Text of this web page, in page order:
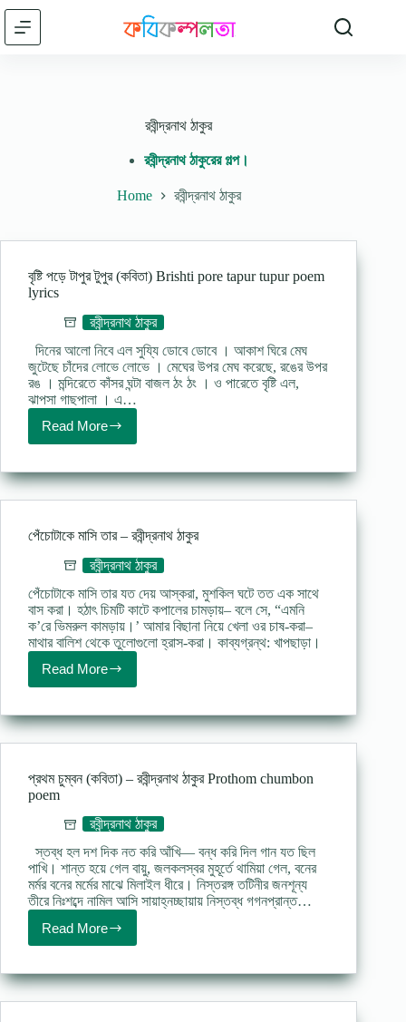
Skip
content
রবীন্দ্রনাথ ঠাকুর
রবীন্দ্রনাথ ঠাকুরের গল্প।
Home রবীন্দ্রনাথ ঠাকুর
বৃষ্টি পড়ে টাপুর টুপুর (কবিতা) Brishti pore tapur tupur poem
lyrics
রবীন্দ্রনাথ ঠাকুর
দিনের আলো নিবে এল সুয্যি ডোবে ডোবে । আকাশ ঘিরে মেঘ
জুটেছে চাঁদের লোভে লোভে । মেঘের উপর মেঘ করেছে, রঙের উপর
রঙ । মন্দিরেতে কাঁসর ঘন্টা বাজল ঠং ঠং । ও পারেতে বৃষ্টি এল,
ঝাপসা গাছপালা । এ…
Read More
বৃষ্টি
পড়ে
টুপুর
(কবিতা)
pore
tapur
tupur
poem
lyrics
পেঁচোটাকে মাসি তার – রবীন্দ্রনাথ ঠাকুর
রবীন্দ্রনাথ ঠাকুর
পেঁচোটাকে মাসি তার যত দেয় আস্করা, মুশকিল ঘটে তত এক সাথে
বাস করা। হঠাৎ চিমটি কাটে কপালের চামড়ায়– বলে সে, “এমনি
ক’রে ভিমরুল কামড়ায়।’ আমার বিছানা নিয়ে খেলা ওর চাষ-করা–
মাথার বালিশ থেকে তুলোগুলো হ্রাস-করা। কাব্যগ্রন্থ: খাপছাড়া।
Read More
পেঁচোটাকে
মাসি
–
রবীন্দ্রনাথ
প্রথম চুম্বন (কবিতা) – রবীন্দ্রনাথ ঠাকুর Prothom chumbon
poem
রবীন্দ্রনাথ ঠাকুর
স্তব্ধ হল দশ দিক নত করি আঁখি— বন্ধ করি দিল গান যত ছিল
পাখি। শান্ত হয়ে গেল বায়ু, জলকলস্বর মুহূর্তে থামিয়া গেল, বনের
মর্মর বনের মর্মের মাঝে মিলাইল ধীরে। নিস্তরঙ্গ তটিনীর জনশূন্য
তীরে নিঃশব্দে নামিল আসি সায়াহ্নচ্ছায়ায় নিস্তব্ধ গগনপ্রান্ত…
Read More
প্রথম
চুম্বন
–
রবীন্দ্রনাথ